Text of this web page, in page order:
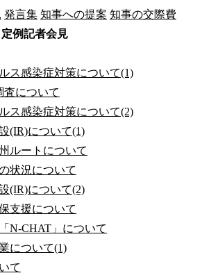
発言集 知事への提案 知事の交際費
例記者会見
ス感染症対策について(1)
について
ス感染症対策について(2)
(IR)について(1)
ルートについて
状況について
(IR)について(2)
支援について
N-CHAT」について
について(1)
て